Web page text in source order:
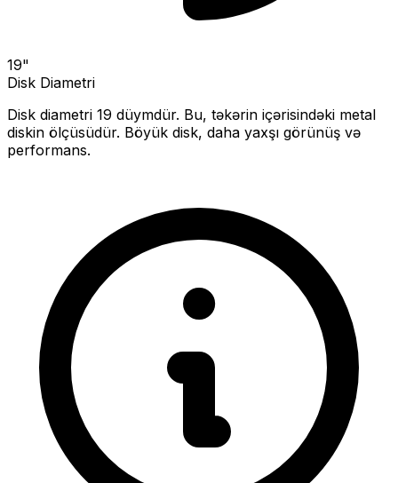
19"
Disk Diametri
Disk diametri 19 düymdür. Bu, təkərin içərisindəki metal
diskin ölçüsüdür. Böyük disk, daha yaxşı görünüş və
performans.